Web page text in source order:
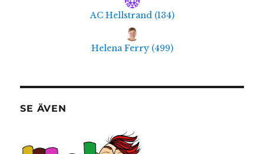
AC Hellstrand (134)
Helena Ferry (499)
SE ÄVEN